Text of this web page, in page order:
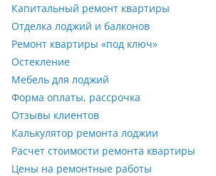
Капитальный ремонт квартиры
Отделка лоджий и балконов
Ремонт квартиры «под ключ»
Остекление
Мебель для лоджий
Форма оплаты, рассрочка
Отзывы клиентов
Калькулятор ремонта лоджии
Расчет стоимости ремонта квартиры
Цены на ремонтные работы